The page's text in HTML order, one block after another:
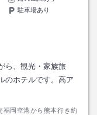
駐車場あり
ら、観光・家族旅
のホテルです。高ア
岡空港から熊本行き約